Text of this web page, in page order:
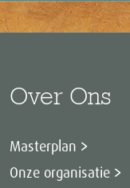
Over Ons
Masterplan
Onze organisatie